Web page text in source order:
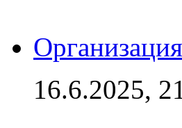
16.6.2025,